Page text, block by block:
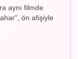
aynı filmde
ön afişiyle